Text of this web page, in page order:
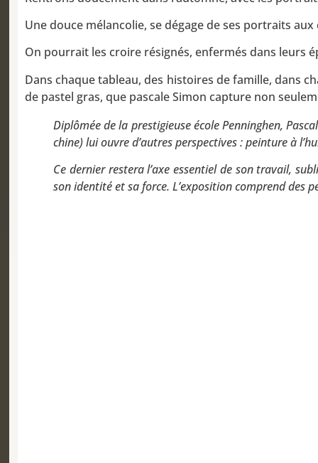
Une douce mélancolie, se dégage de ses portraits
On pourrait les croire résignés, enfermés dans leurs
Dans chaque tableau, des histoires de famille, dans
de pastel gras, que pascale Simon capture non
Diplômée de la prestigieuse école Penninghen,
chine) lui ouvre d’autres perspectives : peinture à
Ce dernier restera l’axe essentiel de son travail,
son identité et sa force. L’exposition comprend des